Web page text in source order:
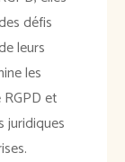
défis
leurs
les
et
juridiques